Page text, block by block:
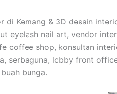
di Kemang & 3D desain
eyelash nail art, vendor
coffee shop, konsultan
serbaguna, lobby front
bunga.